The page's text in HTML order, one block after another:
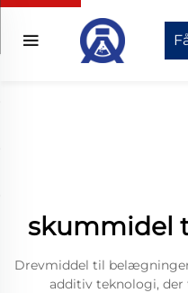
skummidel
Drevmiddel til
additiv teknologi,